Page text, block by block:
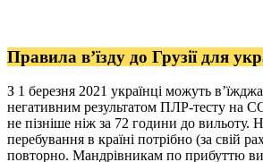
Ваше ім'я
Правила в’їзду до Грузії для
З 1 березня 2021 українці можуть
негативним результатом ПЛР-тесту на
не пізніше ніж за 72 години до вильоту.
перебування в країні потрібно (за свій
повторно. Мандрівникам по прибуттю